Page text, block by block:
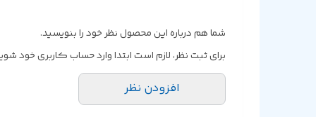
شما هم درباره این محصول نظر خود را بنویسید.
برای ثبت نظر، لازم است ابتدا وارد حساب کاربری خود
افزودن نظر